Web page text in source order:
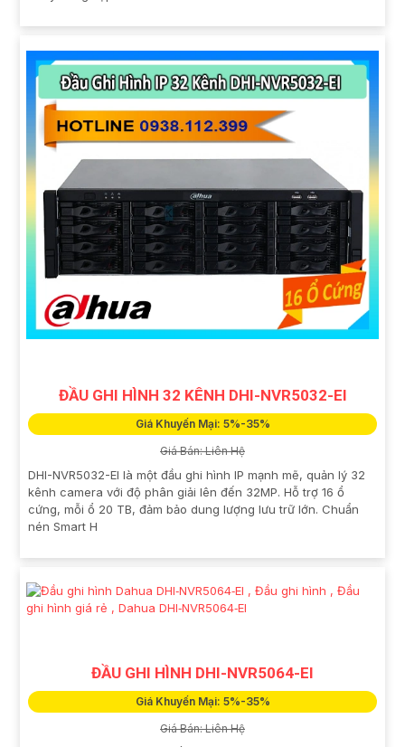
ĐẦU GHI HÌNH 32 KÊNH DHI-NVR5032-EI
Giá Khuyến Mại: 5%-35%
Giá Bán: Liên Hệ
DHI-NVR5032-EI là một đầu ghi hình IP mạnh mẽ, quản lý 32
kênh camera với độ phân giải lên đến 32MP. Hỗ trợ 16 ổ
cứng, mỗi ổ 20 TB, đảm bảo dung lượng lưu trữ lớn. Chuẩn
nén Smart H
ĐẦU GHI HÌNH DHI-NVR5064-EI
Giá Khuyến Mại: 5%-35%
Giá Bán: Liên Hệ